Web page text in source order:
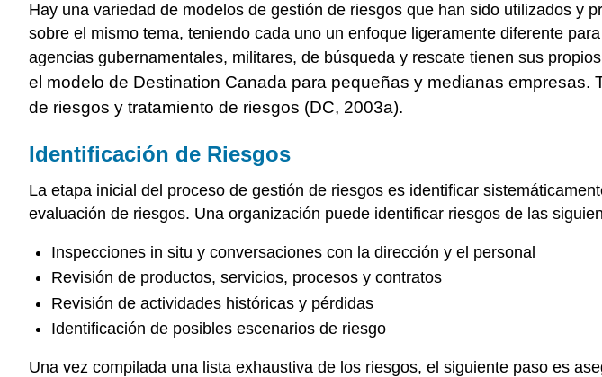
Hay una variedad de modelos de gestión de riesgos que han sido utilizados y
sobre el mismo tema, teniendo cada uno un enfoque ligeramente diferente
agencias gubernamentales, militares, de búsqueda y rescate tienen sus
el modelo de Destination Canada para pequeñas y medianas
de riesgos y tratamiento de riesgos (DC, 2003a).
Identificación de Riesgos
La etapa inicial del proceso de gestión de riesgos es identificar
evaluación de riesgos. Una organización puede identificar riesgos de las
Inspecciones in situ y conversaciones con la dirección y el personal
Revisión de productos, servicios, procesos y contratos
Revisión de actividades históricas y pérdidas
Identificación de posibles escenarios de riesgo
Una vez compilada una lista exhaustiva de los riesgos, el siguiente paso es